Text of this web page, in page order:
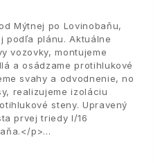
Mýtnej po Lovinobaňu,
podľa plánu. Aktuálne
vozovky, montujeme
a osádzame protihlukové
svahy a odvodnenie, no
realizujeme izoláciu
steny. Upravený
prvej triedy I/16
p>